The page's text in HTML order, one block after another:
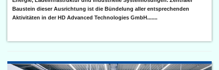
Baustein dieser Ausrichtung ist die Bündelung aller entsprechenden
Aktivitäten in der HD Advanced Technologies GmbH.......